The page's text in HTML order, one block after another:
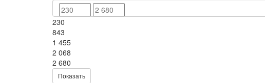
230
843
1 455
2 068
2 680
Показать